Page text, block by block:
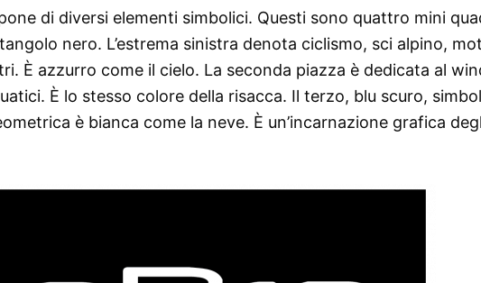
di diversi elementi simbolici. Questi sono quattro mini
nero. L’estrema sinistra denota ciclismo, sci alpino,
È azzurro come il cielo. La seconda piazza è dedicata al
È lo stesso colore della risacca. Il terzo, blu scuro,
è bianca come la neve. È un’incarnazione grafica